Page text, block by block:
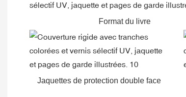
Format du livre
Jaquettes de protection double face